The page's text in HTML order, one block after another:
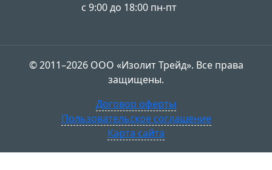
с 9:00 до 18:00 пн-пт
© 2011–2026 ООО «Изолит Трейд». Все права
защищены.
Договор оферты
Пользовательское соглашение
Карта сайта